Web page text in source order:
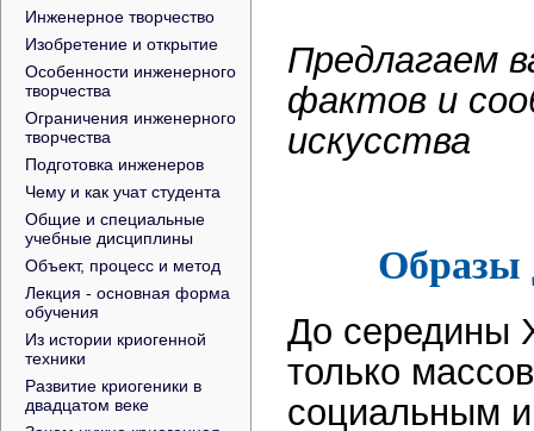
Инженерное творчество
Изобретение и открытие
Особенности инженерного
творчества
Ограничения инженерного
творчества
Подготовка инженеров
Чему и как учат студента
Общие и специальные
учебные дисциплины
Объект, процесс и метод
Лекция - основная форма
обучения
Из истории криогенной
техники
Развитие криогеники в
двадцатом веке
Предлагаем
фактов и
искусства
Образы
До середины
только
социальным